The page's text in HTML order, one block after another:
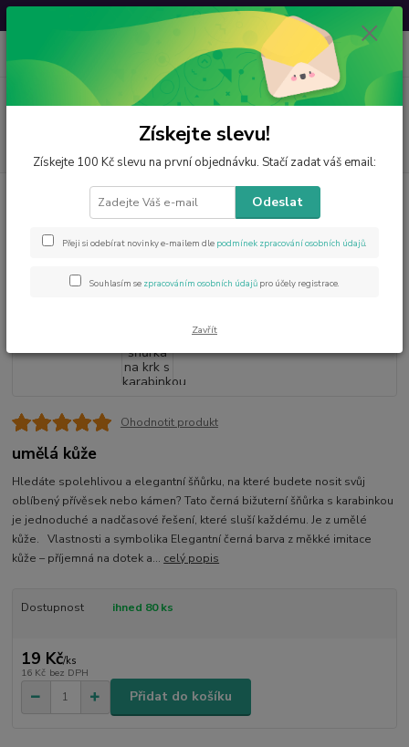
Svatovavřinecká sleva: 20 % s kódemVAVRINEC20
Menu
CZK 0
za
Novinky Černá šňůrka na krk s karabinkou – bižuterní, 45 cm
Černá šňůrka na krk s karabinkou
Ohodnotit produkt
umělá kůže
Hledáte spolehlivou a elegantní šňůrku, na které budete nosit svůj
oblíbený přívěsek nebo kámen? Tato černá bižuterní šňůrka s karabinkou
je jednoduché a nadčasové řešení, které sluší každému. Je z umělé
kůže. Vlastnosti a symbolika Elegantní černá barva z měkké imitace
kůže – příjemná na dotek a... celý popis
Dostupnost ihned 80 ks
19 Kč/ks
16 Kč bez DPH
Přidat do košíku
Získejte slevu!
Získejte 100 Kč slevu na první objednávku. Stačí zadat váš email:
Odeslat
Přeji si odebírat novinky e-mailem dle podmínek zpracování osobních údajů.
Souhlasím se zpracováním osobních údajů pro účely registrace.
Zavřít